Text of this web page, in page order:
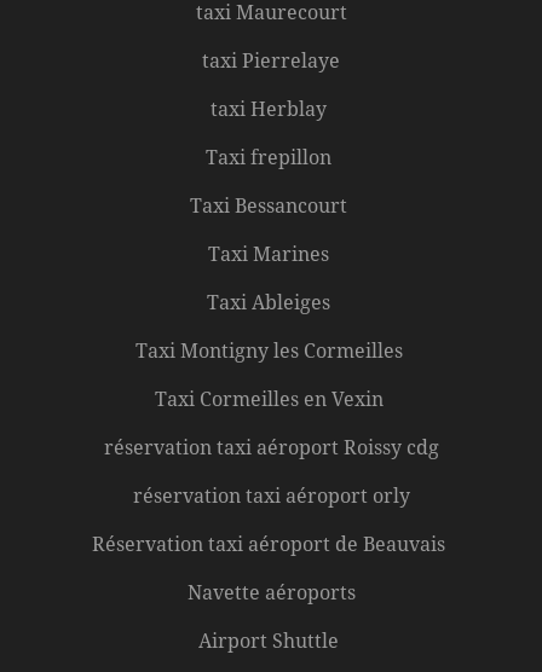
taxi Maurecourt
taxi Pierrelaye
taxi Herblay
Taxi frepillon
Taxi Bessancourt
Taxi Marines
Taxi Ableiges
Taxi Montigny les Cormeilles
Taxi Cormeilles en Vexin
réservation taxi aéroport Roissy cdg
réservation taxi aéroport orly
Réservation taxi aéroport de Beauvais
Navette aéroports
Airport Shuttle